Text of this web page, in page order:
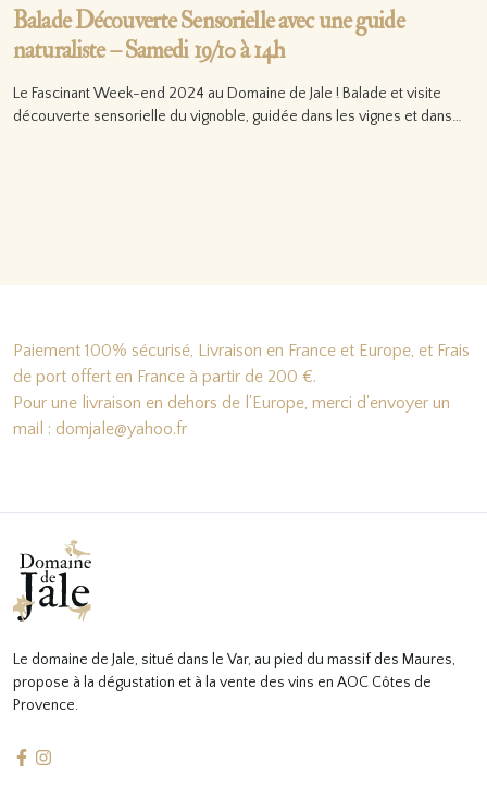
Balade Découverte Sensorielle avec une guide
naturaliste – Samedi 19/10 à 14h
Le Fascinant Week-end 2024 au Domaine de Jale ! Balade et visite
découverte sensorielle du vignoble, guidée dans les vignes et dans…
Paiement 100% sécurisé, Livraison en France et Europe, et Frais
de port offert en France à partir de 200 €.
Pour une livraison en dehors de l'Europe, merci d'envoyer un
mail : domjale@yahoo.fr
Le domaine de Jale, situé dans le Var, au pied du massif des Maures,
propose à la dégustation et à la vente des vins en AOC Côtes de
Provence.